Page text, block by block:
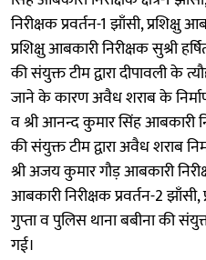
निरीक्षक प्रवर्तन-1 झाँसी, प्रशिक्षु
प्रशिक्षु आबकारी निरीक्षक सुश्री
की संयुक्त टीम द्वारा दीपावली के
जाने के कारण अवैध शराब के
व श्री आनन्द कुमार सिंह आबकारी
की संयुक्त टीम द्वारा अवैध शराब
श्री अजय कुमार गौड़ आबकारी
आबकारी निरीक्षक प्रवर्तन-2
गुप्ता व पुलिस थाना बबीना की
गई।